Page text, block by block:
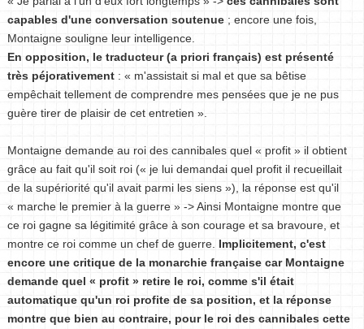
capables d'une conversation soutenue ; encore une fois,
Montaigne souligne leur intelligence.
En opposition, le traducteur (a priori français) est présenté
très péjorativement : « m'assistait si mal et que sa bêtise
empêchait tellement de comprendre mes pensées que je ne pus
guère tirer de plaisir de cet entretien ».
Montaigne demande au roi des cannibales quel « profit » il obtient
grâce au fait qu'il soit roi (« je lui demandai quel profit il recueillait
de la supériorité qu'il avait parmi les siens »), la réponse est qu'il
« marche le premier à la guerre » -> Ainsi Montaigne montre que
ce roi gagne sa légitimité grâce à son courage et sa bravoure, et
montre ce roi comme un chef de guerre. Implicitement, c'est
encore une critique de la monarchie française car Montaigne
demande quel « profit » retire le roi, comme s'il était
automatique qu'un roi profite de sa position, et la réponse
montre que bien au contraire, pour le roi des cannibales cette